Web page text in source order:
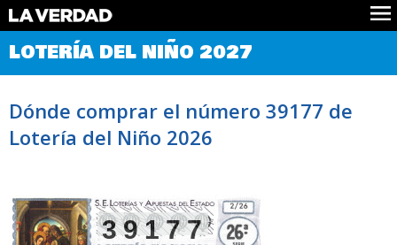
Comprobar Loteria del Niño
Premios
Noticias
Datos
LOTERÍA DEL NIÑO 2027
Dónde comprar el número 39177 de
Lotería del Niño 2026
39177